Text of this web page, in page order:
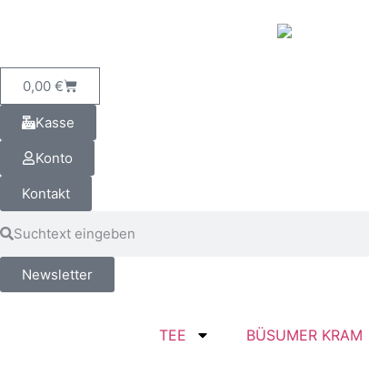
0,00 €
Kasse
Konto
Kontakt
Newsletter
TEE BÜSUMER KRAM